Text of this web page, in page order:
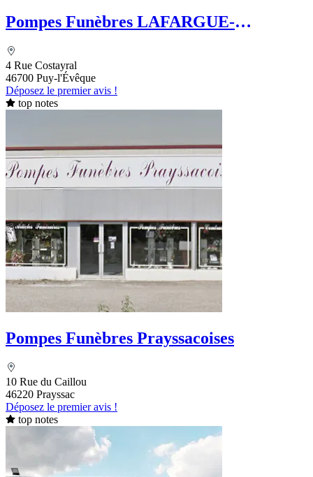
Pompes Funèbres LAFARGUE-
4 Rue Costayral
46700 Puy-l'Évêque
Déposez le premier avis !
top notes
Pompes Funèbres Prayssacoises
10 Rue du Caillou
46220 Prayssac
Déposez le premier avis !
top notes